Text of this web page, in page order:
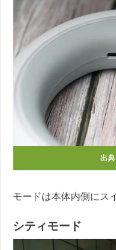
出典
モードは本体内側にス
シティモード